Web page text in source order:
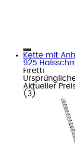
Kette mit
925
Firetti
Aktueller
( 3 )